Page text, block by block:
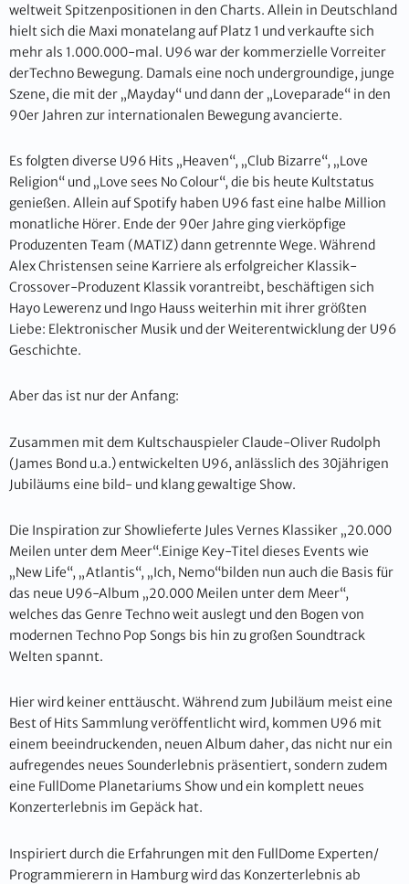
weltweit Spitzenpositionen in den Charts. Allein in Deutschland
hielt sich die Maxi monatelang auf Platz 1 und verkaufte sich
mehr als 1.000.000-mal. U96 war der kommerzielle Vorreiter
derTechno Bewegung. Damals eine noch undergroundige, junge
Szene, die mit der „Mayday“ und dann der „Loveparade“ in den
90er Jahren zur internationalen Bewegung avancierte.
Es folgten diverse U96 Hits „Heaven“, „Club Bizarre“, „Love
Religion“ und „Love sees No Colour“, die bis heute Kultstatus
genießen. Allein auf Spotify haben U96 fast eine halbe Million
monatliche Hörer. Ende der 90er Jahre ging vierköpfige
Produzenten Team (MATIZ) dann getrennte Wege. Während
Alex Christensen seine Karriere als erfolgreicher Klassik-
Crossover-Produzent Klassik vorantreibt, beschäftigen sich
Hayo Lewerenz und Ingo Hauss weiterhin mit ihrer größten
Liebe: Elektronischer Musik und der Weiterentwicklung der U96
Geschichte.
Aber das ist nur der Anfang:
Zusammen mit dem Kultschauspieler Claude-Oliver Rudolph
(James Bond u.a.) entwickelten U96, anlässlich des 30jährigen
Jubiläums eine bild- und klang gewaltige Show.
Die Inspiration zur Showlieferte Jules Vernes Klassiker „20.000
Meilen unter dem Meer“.Einige Key-Titel dieses Events wie
„New Life“, „Atlantis“, „Ich, Nemo“bilden nun auch die Basis für
das neue U96-Album „20.000 Meilen unter dem Meer“,
welches das Genre Techno weit auslegt und den Bogen von
modernen Techno Pop Songs bis hin zu großen Soundtrack
Welten spannt.
Hier wird keiner enttäuscht. Während zum Jubiläum meist eine
Best of Hits Sammlung veröffentlicht wird, kommen U96 mit
einem beeindruckenden, neuen Album daher, das nicht nur ein
aufregendes neues Sounderlebnis präsentiert, sondern zudem
eine FullDome Planetariums Show und ein komplett neues
Konzerterlebnis im Gepäck hat.
Inspiriert durch die Erfahrungen mit den FullDome Experten/
Programmierern in Hamburg wird das Konzerterlebnis ab